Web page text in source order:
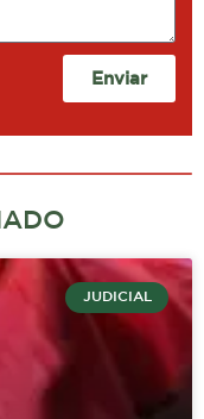
Enviar
JUDICIAL